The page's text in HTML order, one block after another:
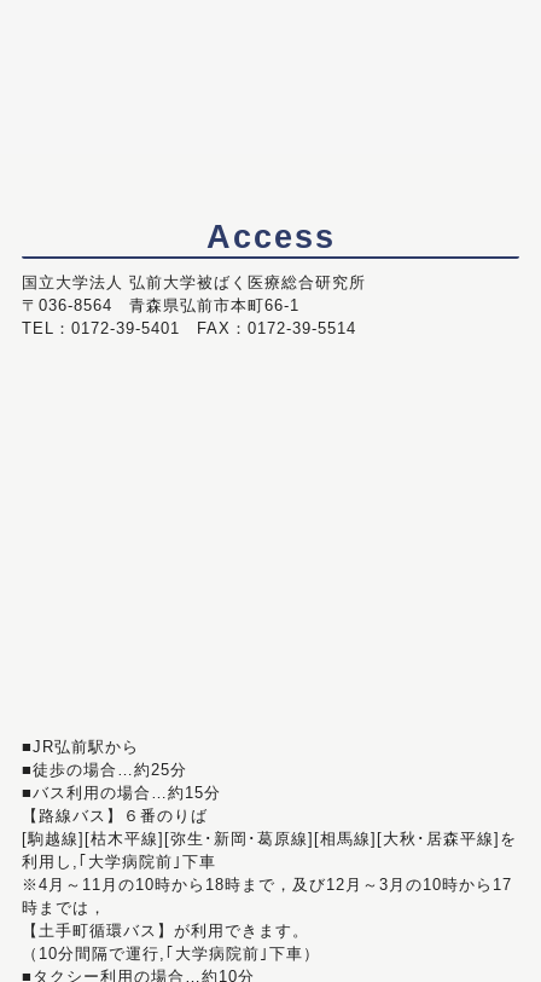
Access
国立大学法人 弘前大学被ばく医療総合研究所
〒036-8564 青森県弘前市本町66-1
TEL：0172-39-5401 FAX：0172-39-5514
■JR弘前駅から
■徒歩の場合…約25分
■バス利用の場合…約15分
【路線バス】６番のりば
[駒越線][枯木平線][弥生･新岡･葛原線][相馬線][大秋･居森平線]を
利用し,｢大学病院前｣下車
※4月～11月の10時から18時まで，及び12月～3月の10時から17
時までは，
【土手町循環バス】が利用できます。
（10分間隔で運行,｢大学病院前｣下車）
■タクシー利用の場合…約10分